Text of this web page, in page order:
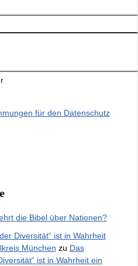
für den Datenschutz
die Bibel über Nationen?
Diversität“ ist in Wahrheit
München zu Das
ist in Wahrheit ein